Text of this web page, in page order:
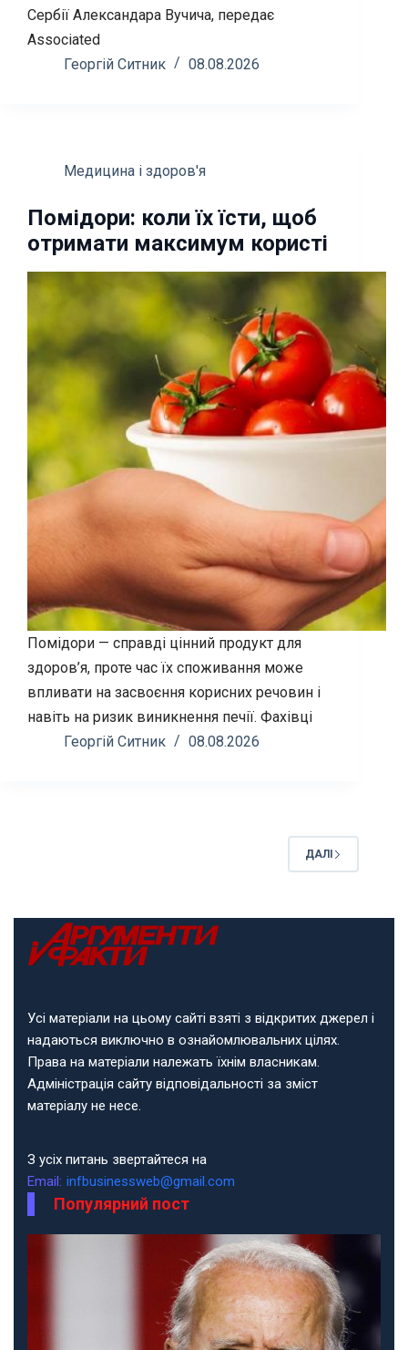
Сербії Александара Вучича, передає
Associated
Георгій Ситник
08.08.2026
Медицина і здоров'я
Помідори: коли їх їсти, щоб
отримати максимум користі
Помідори — справді цінний продукт для
здоров’я, проте час їх споживання може
впливати на засвоєння корисних речовин і
навіть на ризик виникнення печії. Фахівці
Георгій Ситник
08.08.2026
ДАЛІ
Усі матеріали на цьому сайті взяті з відкритих джерел і
надаються виключно в ознайомлювальних цілях.
Права на матеріали належать їхнім власникам.
Адміністрація сайту відповідальності за зміст
матеріалу не несе.
З усіх питань звертайтеся на
Email: infbusinessweb@gmail.com
Популярний пост